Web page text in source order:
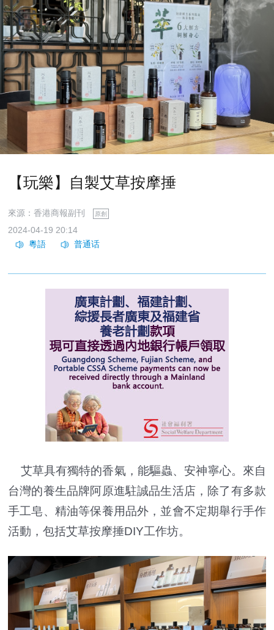
【玩樂】自製艾草按摩捶
來源：香港商報副刊 原創
2024-04-19 20:14
艾草具有獨特的香氣，能驅蟲、安神寧心。來自
台灣的養生品牌阿原進駐誠品生活店，除了有多款
手工皂、精油等保養用品外，並會不定期舉行手作
活動，包括艾草按摩捶DIY工作坊。